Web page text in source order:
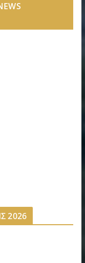
2026